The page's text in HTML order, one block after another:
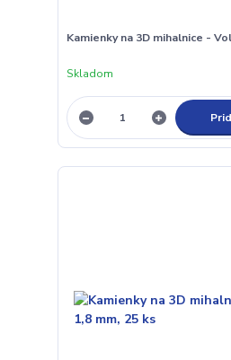
Kamienky na 3D mihalnice -
Skladom